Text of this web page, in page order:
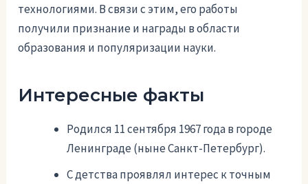
технологиями. В связи с этим, его работы
получили признание и награды в области
образования и популяризации науки.
Интересные факты
Родился 11 сентября 1967 года в городе
Ленинграде (ныне Санкт-Петербург).
С детства проявлял интерес к точным